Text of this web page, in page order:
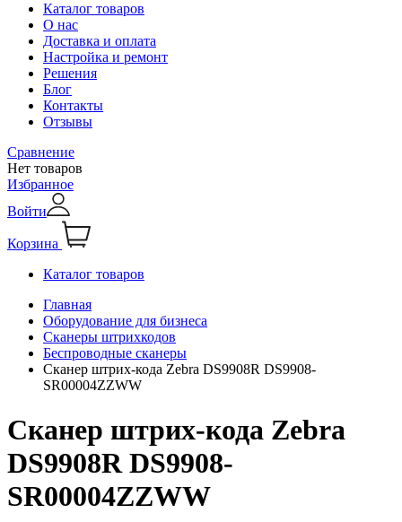
Каталог товаров
О нас
Доставка и оплата
Настройка и ремонт
Решения
Блог
Контакты
Отзывы
Сравнение
Нет товаров
Избранное
Войти
Корзина
Каталог товаров
Главная
Оборудование для бизнеса
Сканеры штрихкодов
Беспроводные сканеры
Сканер штрих-кода Zebra DS9908R DS9908-
SR00004ZZWW
Сканер штрих-кода Zebra
DS9908R DS9908-
SR00004ZZWW